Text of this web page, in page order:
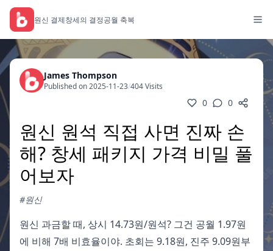
원신 결제창세의 결정공월 축복
James Thompson
Published on 2025-11-23/404 Visits
0 0
원신 원석 직접 사면 진짜 손
해? 창세 패키지 가격 비밀 풀
어보자
#원신
원신 과금할 때, 상시 14.73원/원석? 그건 공월 1.97원
에 비해 7배 비효율이야. 초회는 9.18원, 진주 9.09원부